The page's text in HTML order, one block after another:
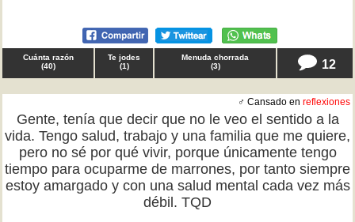
Cuánta razón
(40)
Te jodes
(1)
Menuda chorrada
(3) 12
♂ Cansado en reflexiones
Gente, tenía que decir que no le veo el sentido a la
vida. Tengo salud, trabajo y una familia que me quiere,
pero no sé por qué vivir, porque únicamente tengo
tiempo para ocuparme de marrones, por tanto siempre
estoy amargado y con una salud mental cada vez más
débil. TQD